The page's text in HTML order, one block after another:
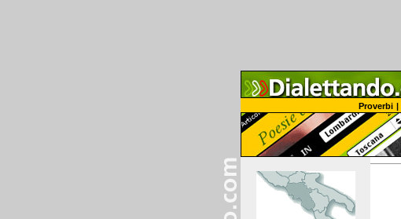
Proverbi |